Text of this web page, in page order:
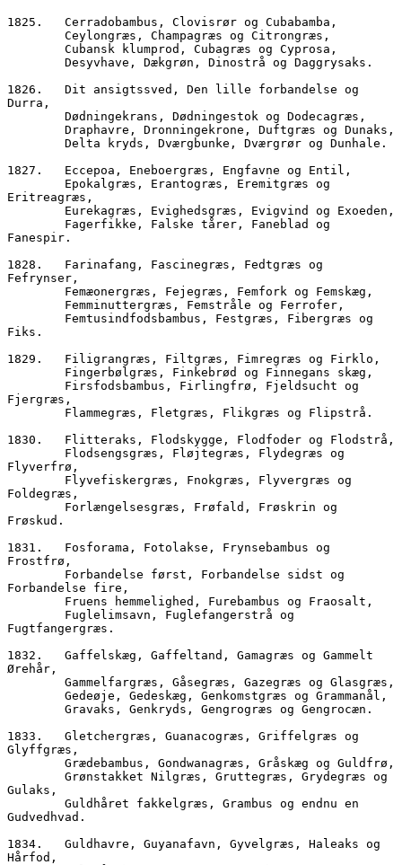
1825.	Cerradobambus, Clovisrør og Cubabamba,
        Ceylongræs, Champagræs og Citrongræs,
        Cubansk klumprod, Cubagræs og Cyprosa,
        Desyvhave, Dækgrøn, Dinostrå og Daggrysaks.
1826.	Dit ansigtssved, Den lille forbandelse og
Durra,
        Dødningekrans, Dødningestok og Dodecagræs,
        Draphavre, Dronningekrone, Duftgræs og Dunaks,
1827.	Eccepoa, Eneboergræs, Engfavne og Entil,
Eritreagræs,
Fanespir.
1828.	Farinafang, Fascinegræs, Fedtgræs og
Fefrynser,
        Femæonergræs, Fejegræs, Femfork og Femskæg,
        Femminuttergræs, Femstråle og Ferrofer,
Fiks.
1829.	Filigrangræs, Filtgræs, Fimregræs og Firklo,
        Fingerbølgræs, Finkebrød og Finnegans skæg,
Fjergræs,
        Flammegræs, Fletgræs, Flikgræs og Flipstrå.
1830.	Flitteraks, Flodskygge, Flodfoder og Flodstrå,
Flyverfrø,
Foldegræs,
Frøskud.
1831.	Fosforama, Fotolakse, Frynsebambus og
Frostfrø,
Forbandelse fire,
        Fruens hemmelighed, Furebambus og Fraosalt,
Fugtfangergræs.
1832.	Gaffelskæg, Gaffeltand, Gamagræs og Gammelt
Ørehår,
        Gammelfargræs, Gåsegræs, Gazegræs og Glasgræs,
        Gedeøje, Gedeskæg, Genkomstgræs og Grammanål,
        Gravaks, Genkryds, Gengrogræs og Gengrocæn.
1833.	Gletchergræs, Guanacogræs, Griffelgræs og
Glyffgræs,
        Grædebambus, Gondwanagræs, Gråskæg og Guldfrø,
Gulaks,
Gudvedhvad.
1834.	Guldhavre, Guyanafavn, Gyvelgræs, Haleaks og
Hårfod,